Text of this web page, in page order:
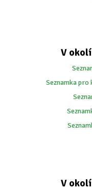
V
Seznamka pro
V